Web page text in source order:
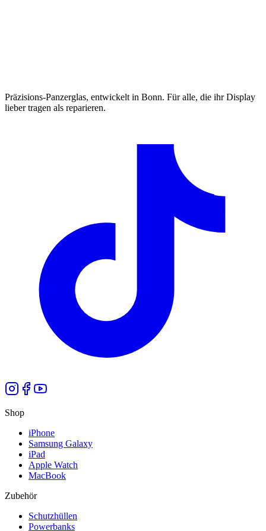
Präzisions-Panzerglas, entwickelt in Bonn. Für alle, die ihr Display
lieber tragen als reparieren.
Shop
iPhone
Samsung Galaxy
iPad
Apple Watch
MacBook
Zubehör
Schutzhüllen
Powerbanks